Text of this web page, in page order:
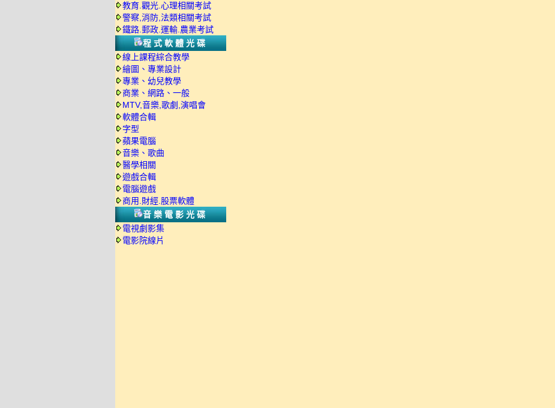
教育.觀光.心理相關考試
警察,消防,法類相關考試
鐵路.郵政.運輸.農業考試
程式軟體光碟
線上課程綜合教學
繪圖、專業設計
專業、幼兒教學
商業、網路、一般
MTV,音樂,歌劇,演唱會
軟體合輯
字型
蘋果電腦
音樂、歌曲
醫學相關
遊戲合輯
電腦遊戲
商用.財經.股票軟體
音樂電影光碟
電視劇影集
電影院線片